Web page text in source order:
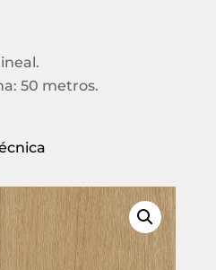
50 metros.